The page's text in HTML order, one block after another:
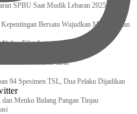
SPBU Saat Mudik Lebaran 2025
Kepentingan Bersatu Wujudkan Mudik Aman
Film Animasi Jumbo
58 Bulan Berturut-turut
94 Spesimen TSL, Dua Pelaku Dijadikan
Menko Bidang Pangan Tinjau